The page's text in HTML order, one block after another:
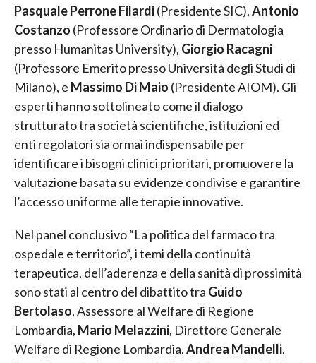
Pasquale Perrone Filardi(Presidente SIC),Antonio
Costanzo (Professore Ordinario di Dermatologia
presso Humanitas University), Giorgio Racagni
(Professore Emerito presso Università degli Studi di
Milano), e Massimo Di Maio (Presidente AIOM). Gli
esperti hanno sottolineato come il dialogo
strutturato tra società scientifiche, istituzioni ed
enti regolatori sia ormai indispensabile per
identificare i bisogni clinici prioritari, promuovere la
valutazione basata su evidenze condivise e garantire
l’accesso uniforme alle terapie innovative.
Nel panel conclusivo “La politica del farmaco tra
ospedale e territorio”, i temi della continuità
terapeutica, dell’aderenza e della sanità di prossimità
sono stati al centro del dibattito tra Guido
Bertolaso, Assessore al Welfare di Regione
Lombardia, Mario Melazzini, Direttore Generale
Welfare di Regione Lombardia,Andrea Mandelli,